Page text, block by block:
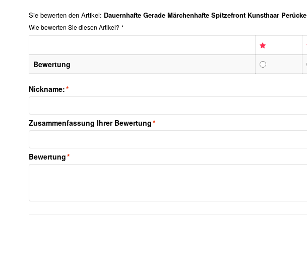
Sie bewerten den Artikel: Dauernhafte Gerade Märchenhafte Spitzefront Kunsthaar Perücke
Wie bewerten Sie diesen Artikel? *
Bewertung
*
Nickname:
*
Zusammenfassung Ihrer Bewertung
*
Bewertung